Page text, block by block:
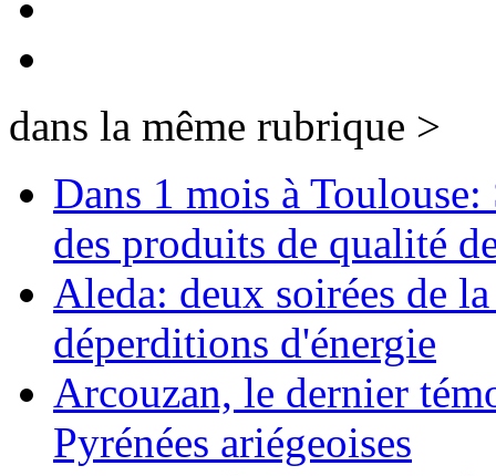
dans la même rubrique >
Dans 1 mois à
des produits de qualité
Aleda: deux soirées de
déperditions d'énergie
Arcouzan, le dernier
Pyrénées ariégeoises